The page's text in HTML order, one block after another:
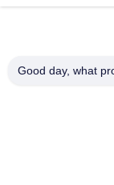
pièces de
Pièces
Good day, what